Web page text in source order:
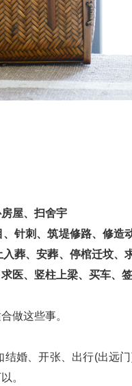
屋、扫舍宇
针刺、筑堤修路、修造
葬、安葬、停棺迁坟、
医、竖柱上梁、买车、
做这些事。
婚、开张、出行(出远
。